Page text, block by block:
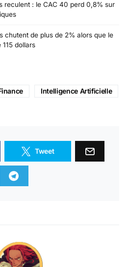
reculent : le CAC 40 perd 0,8% sur
chutent de plus de 2% alors que le
115 dollars
Intelligence Artificielle
Tweet